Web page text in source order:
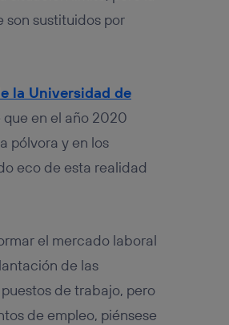
son sustituidos por
la Universidad de
en el año 2020
pólvora y en los
eco de esta realidad
el mercado laboral
de las
de trabajo, pero
de empleo, piénsese
identificador.
en la parte